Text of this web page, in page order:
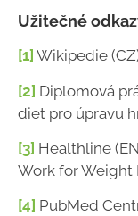
Užitečné
[1] Wikipedie
[2] Diplomová
diet pro úpravu
[3] Healthline
Work for Weight
[4] PubMed